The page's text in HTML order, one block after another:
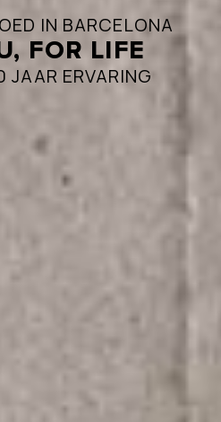
IN BARCELONA
FOR LIFE
JAAR ERVARING